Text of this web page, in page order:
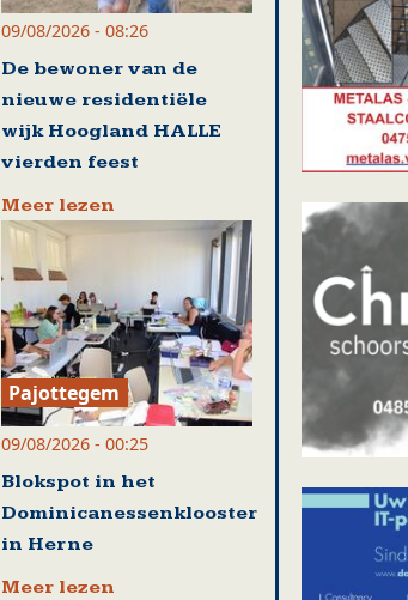
09/08/2026 - 08:26
De bewoner van de
nieuwe residentiële
wijk Hoogland HALLE
vierden feest
Meer lezen
Pajottegem
09/08/2026 - 00:25
Blokspot in het
Dominicanessenklooster
in Herne
Meer lezen